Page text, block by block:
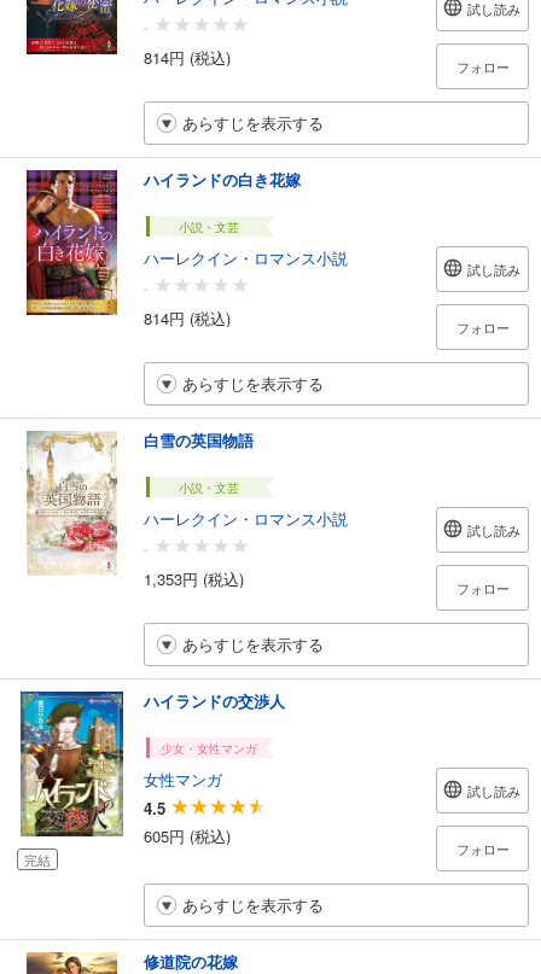
-
814円 (税込)
試し読み
フォロー
あらすじを表示する
ハイランドの白き花嫁
小説・文芸
ハーレクイン・ロマンス小説
-
814円 (税込)
試し読み
フォロー
あらすじを表示する
白雪の英国物語
小説・文芸
ハーレクイン・ロマンス小説
-
1,353円 (税込)
試し読み
フォロー
あらすじを表示する
完結
ハイランドの交渉人
少女・女性マンガ
女性マンガ
4.5
605円 (税込)
試し読み
フォロー
あらすじを表示する
修道院の花嫁